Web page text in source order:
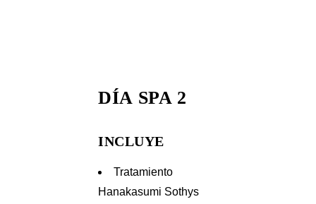
DÍA SPA 2
INCLUYE
Tratamiento
Hanakasumi Sothys